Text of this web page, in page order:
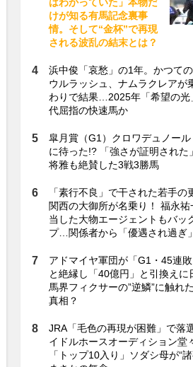
けが知る有馬記念裏事
情。そして“金杯”で再現
される波乱の結末とは？
浜中俊「哀愁」の1年。かつて
ウルラッシュ、ナムラクレアが
わりで結果…2025年「希望の光
代屈指の快速馬か
皐月賞（G1）クロワデュノール
に待った!? 「強さが証明された
将雅も絶賛した3戦3勝馬
「素行不良」で干された若手の
関西の大御所が名乗り！ 福永祐
当した大物エージェントもバッ
プ…関係者から「優遇され過ぎ
アドマイヤ軍団が「G1・45連
と絶縁し「40億円」と引換えに
馬界フィクサーの”逆鱗”に触れ
真相？
JRA「毛色の再現が困難」で
イドルホースオーディション堂
「トップ10入り」ソダシ母が“